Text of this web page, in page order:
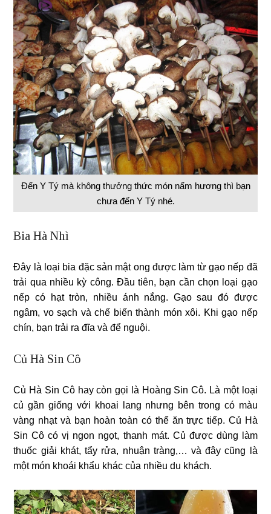
Đến Y Tý mà không thưởng thức món nấm hương thì bạn
chưa đến Y Tý nhé.
Bia Hà Nhì
Đây là loại bia đặc sản mật ong được làm từ gạo nếp đã
trải qua nhiều kỳ công. Đầu tiên, bạn cần chọn loại gạo
nếp có hạt tròn, nhiều ánh nắng. Gạo sau đó được
ngâm, vo sạch và chế biến thành món xôi. Khi gạo nếp
chín, bạn trải ra đĩa và để nguội.
Củ Hà Sin Cô
Củ Hà Sin Cô hay còn gọi là Hoàng Sin Cô. Là một loại
củ gần giống với khoai lang nhưng bên trong có màu
vàng nhạt và bạn hoàn toàn có thể ăn trực tiếp. Củ Hà
Sin Cô có vị ngon ngọt, thanh mát. Củ được dùng làm
thuốc giải khát, tẩy rửa, nhuận tràng,… và đây cũng là
một món khoái khẩu khác của nhiều du khách.